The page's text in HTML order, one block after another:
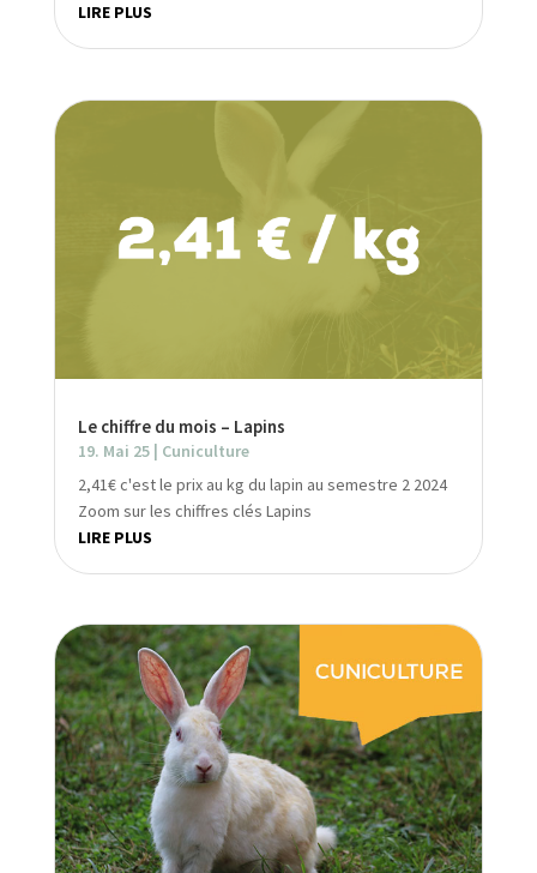
LIRE PLUS
Le chiffre du mois – Lapins
19. Mai 25| Cuniculture
2,41€ c'est le prix au kg du lapin au semestre 2 2024
Zoom sur les chiffres clés Lapins
LIRE PLUS